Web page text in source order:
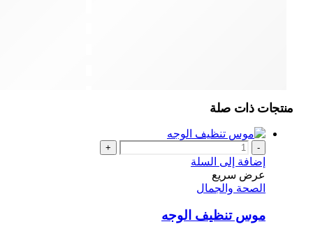
منتجات ذات صلة
-
+
إضافة إلى السلة
عرض سريع
الصحة والجمال
موس تنظيف الوجه